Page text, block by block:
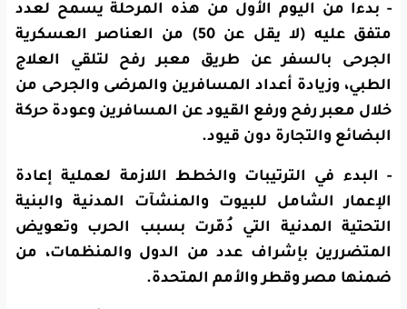
- بدءا من اليوم الأول من هذه المرحلة يسمح لعدد
متفق عليه (لا يقل عن 50) من العناصر العسكرية
الجرحى بالسفر عن طريق معبر رفح لتلقي العلاج
الطبي، وزيادة أعداد المسافرين والمرضى والجرحى من
خلال معبر رفح ورفع القيود عن المسافرين وعودة حركة
البضائع والتجارة دون قيود.
- البدء في الترتيبات والخطط اللازمة لعملية إعادة
الإعمار الشامل للبيوت والمنشآت المدنية والبنية
التحتية المدنية التي دُمّرت بسبب الحرب وتعويض
المتضررين بإشراف عدد من الدول والمنظمات، من
ضمنها مصر وقطر والأمم المتحدة.